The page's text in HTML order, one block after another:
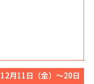
月11日（金）～20日